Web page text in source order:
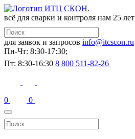
всё для сварки и контроля нам 25 лет
для заявок и запросов info@itcscon.ru
Пн-Чт: 8:30-17:30;
Пт: 8:30-16:30 8 800 511-82-26
0 0